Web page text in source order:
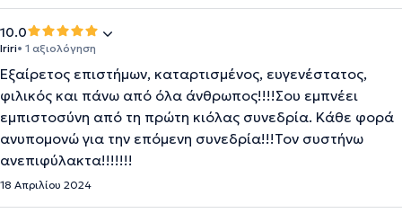
10.0
Iriri• 1 αξιολόγηση
Εξαίρετος επιστήμων, καταρτισμένος, ευγενέστατος,
φιλικός και πάνω από όλα άνθρωπος!!!!Σου εμπνέει
εμπιστοσύνη από τη πρώτη κιόλας συνεδρία. Κάθε φορά
ανυπομονώ για την επόμενη συνεδρία!!!Τον συστήνω
ανεπιφύλακτα!!!!!!!
18 Απριλίου 2024